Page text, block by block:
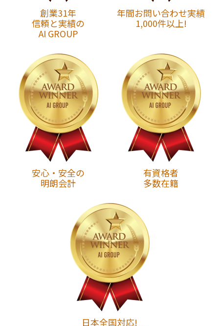
創業31年
信頼と実績の
AI GROUP
年間お問い合わせ実績
1,000件以上!
安心・安全の
明朗会計
有資格者
多数在籍
日本全国対応!